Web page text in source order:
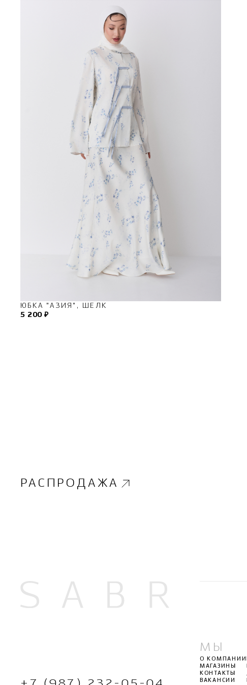
ЮБКА "АЗИЯ", ШЕЛК
5 200 ₽
РАСПРОДАЖА
МЫ
О КОМПАНИИ
МАГАЗИНЫ
КОНТАКТЫ
ВАКАНСИИ